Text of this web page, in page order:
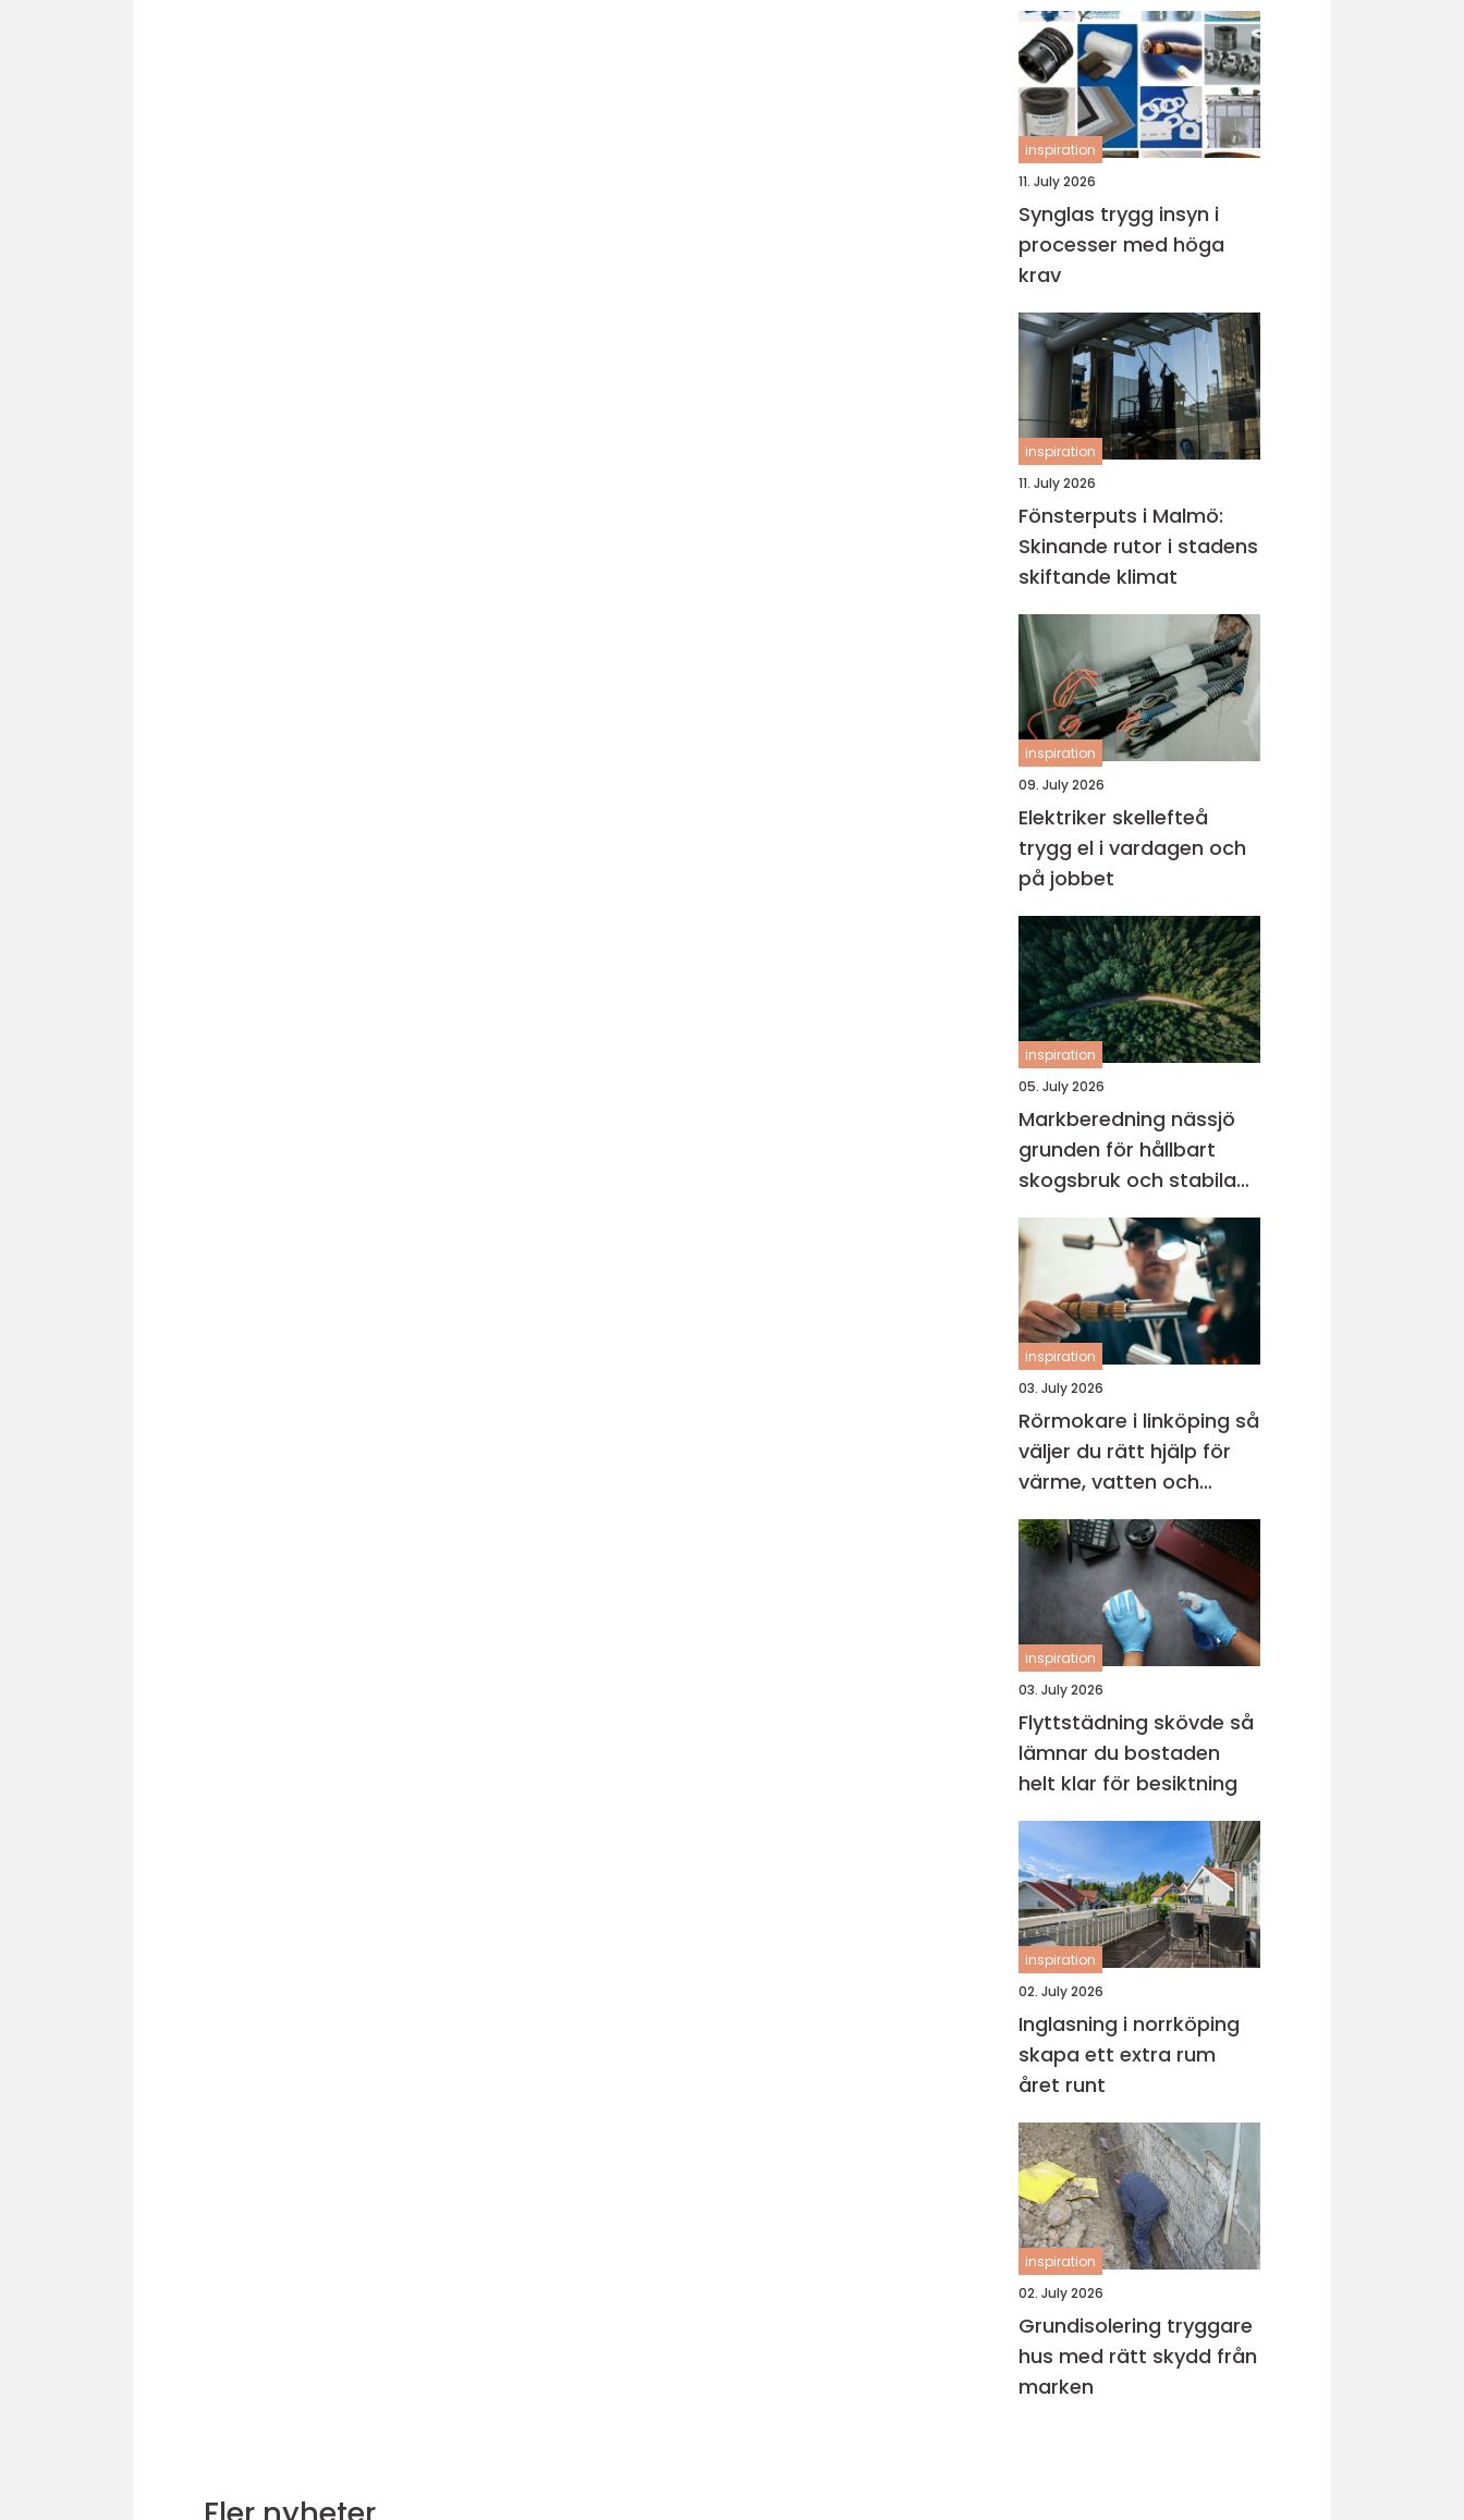
inspiration
11. July 2026
Synglas trygg insyn i
processer med höga
krav
inspiration
11. July 2026
Fönsterputs i Malmö:
Skinande rutor i stadens
skiftande klimat
inspiration
09. July 2026
Elektriker skellefteå
trygg el i vardagen och
på jobbet
inspiration
05. July 2026
Markberedning nässjö
grunden för hållbart
skogsbruk och stabila
markprojekt
inspiration
03. July 2026
Rörmokare i linköping så
väljer du rätt hjälp för
värme, vatten och
avlopp
inspiration
03. July 2026
Flyttstädning skövde så
lämnar du bostaden
helt klar för besiktning
inspiration
02. July 2026
Inglasning i norrköping
skapa ett extra rum
året runt
inspiration
02. July 2026
Grundisolering tryggare
hus med rätt skydd från
marken